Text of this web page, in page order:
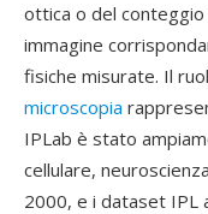
ottica o del
immagine
fisiche misurate. Il
microscopia
IPLab è stato
cellulare,
2000, e i dataset IPL